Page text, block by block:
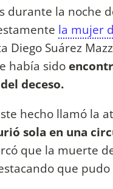
durante la noche
la mujer
Diego Suárez
había sido
deceso.
hecho llamó la
sola en una
que la muerte
que